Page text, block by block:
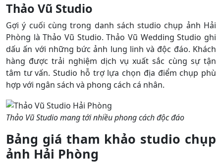
Thảo Vũ Studio
Gợi ý cuối cùng trong danh sách studio chụp ảnh Hải
Phòng là Thảo Vũ Studio. Thảo Vũ Wedding Studio ghi
dấu ấn với những bức ảnh lung linh và độc đáo. Khách
hàng được trải nghiệm dịch vụ xuất sắc cùng sự tận
tâm tư vấn. Studio hỗ trợ lựa chọn địa điểm chụp phù
hợp với ngân sách và phong cách cá nhân.
Thảo Vũ Studio mang tới nhiều phong cách độc đáo
Bảng giá tham khảo studio chụp
ảnh Hải Phòng